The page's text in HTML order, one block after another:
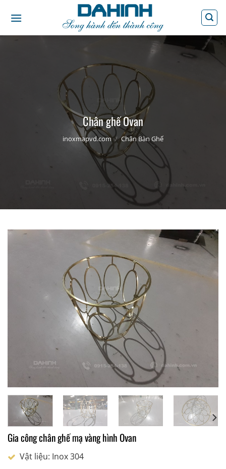
qua
Chân ghế Ovan
inoxmapvd.com / Chân Bàn Ghế
Gia công chân ghế mạ vàng hình Ovan
Vật liệu: Inox 304